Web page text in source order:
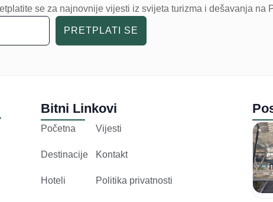
se za najnovnije vijesti iz svijeta turizma i dešavanja na
PRETPLATI SE
Bitni Linkovi
Početna
Destinacije
Hoteli
Vijesti
Kontakt
Politika privatnosti